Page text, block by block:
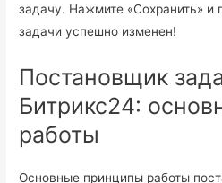
задачу. Нажмите «Сохранить» и
задачи успешно изменен!
Постановщик
Битрикс24:
работы
Основные принципы работы